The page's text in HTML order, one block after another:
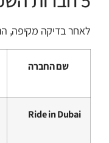
לאחר בדיקה מקיפה,
שם החברה
Ride in Dubai